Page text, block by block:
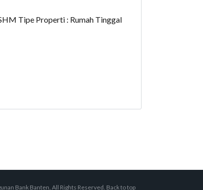
Tipe Properti : Rumah Tinggal
Bank Banten, All Rights Reserved. Back to top